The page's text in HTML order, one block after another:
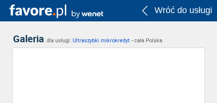
Wróć do usługi
Galeria dla usługi: Ultraszybki mikrokredyt - cała Polska